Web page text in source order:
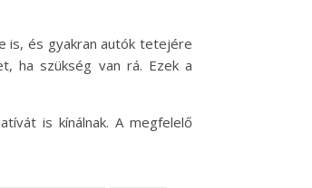
is, és gyakran autók tetejére
ha szükség van rá. Ezek a
is kínálnak. A megfelelő